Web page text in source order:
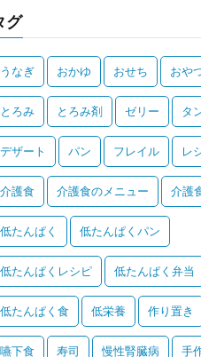
グ
うなぎ おかゆ おせち おや
とろみ とろみ剤 ゼリー タ
デザート パン フレイル レ
介護食 介護食のメニュー 介護
低たんぱく 低たんぱくパン
低たんぱくレシピ 低たんぱく弁当
低たんぱく食 低栄養 作り置き
嚥下食 寿司 慢性腎臓病 手